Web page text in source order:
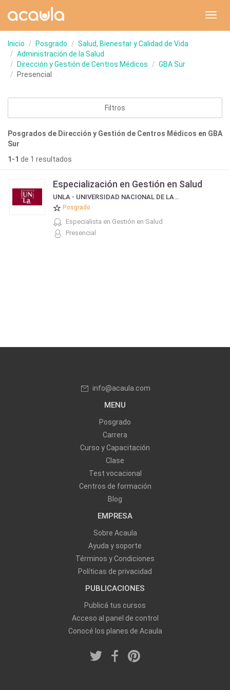
Inicio Posgrado
Salud, Bienestar y Calidad de Vida
Administración de la Salud
Dirección y Gestión de Centros Médicos
GBA Sur
Presencial
Filtros
Posgrados de Dirección y Gestión de Centros Médicos en GBA
Sur
1-1 de 1 resultados
Especialización en Gestión en Salud
UNLA - UNIVERSIDAD NACIONAL DE LANÚS
Posgrado
Especialista en Gestión en Salud
Presencial
info@acaula.com
MENU
Posgrado
Carrera
Curso y Capacitación
Clase
Test vocacional
Centros de formación
Blog
EMPRESA
Sobre Acaula
Ayuda y soporte
Términos y Condiciones
Políticas de privacidad
PUBLICACIONES
Publicá tus cursos
Acceso al panel de control
Conocé los planes de Acaula